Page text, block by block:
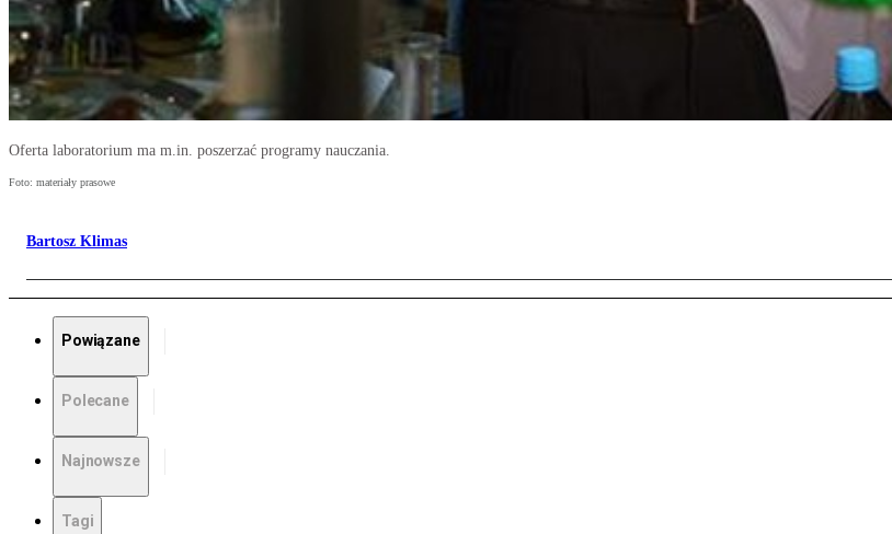
Oferta laboratorium ma m.in. poszerzać programy nauczania.
Foto: materiały prasowe
Bartosz Klimas
Powiązane
Polecane
Najnowsze
Tagi